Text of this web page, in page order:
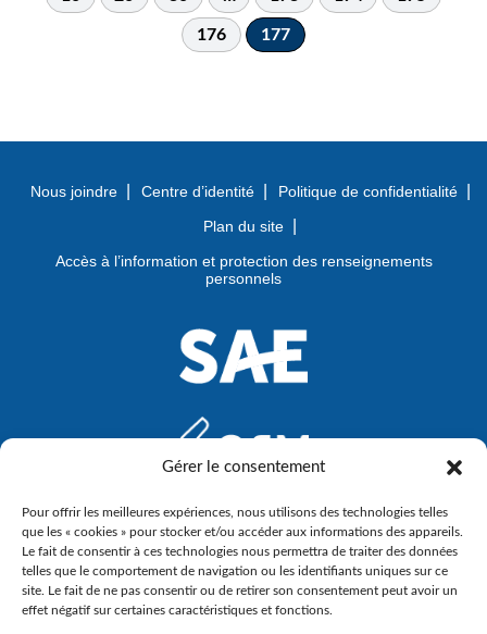
Gérer le consentement
Pour offrir les meilleures expériences, nous utilisons des technologies telles
que les « cookies » pour stocker et/ou accéder aux informations des appareils.
Le fait de consentir à ces technologies nous permettra de traiter des données
telles que le comportement de navigation ou les identifiants uniques sur ce
site. Le fait de ne pas consentir ou de retirer son consentement peut avoir un
effet négatif sur certaines caractéristiques et fonctions.
176 177
Nous joindre Centre d’identité
Politique de confidentialité
Plan du site
Accès à l’information et protection des renseignements
personnels